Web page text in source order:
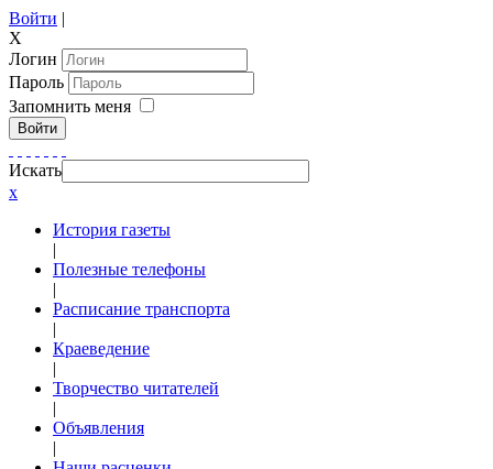
Войти |
X
Логин
Пароль
Запомнить меня
Войти
Искать
x
История газеты
|
Полезные телефоны
|
Расписание транспорта
|
Краеведение
|
Творчество читателей
|
Объявления
|